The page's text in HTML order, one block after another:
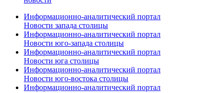
Информационно-аналитический портал
Новости запада столицы
Информационно-аналитический портал
Новости юго-запада столицы
Информационно-аналитический портал
Новости юга столицы
Информационно-аналитический портал
Новости юго-востока столицы
Информационно-аналитический портал